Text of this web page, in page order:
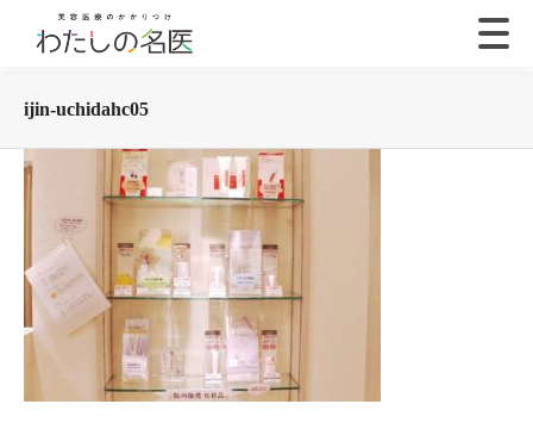
ijin-uchidahc05